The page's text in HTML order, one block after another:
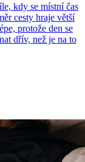
kdy se místní čas
cesty hraje větší
protože den se
dřív, než je na to